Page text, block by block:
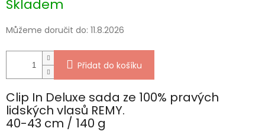
cena:
Skladem
Můžeme doručit do: 11.8.2026
Přidat do košíku
Clip In Deluxe sada ze 100% pravých
lidských vlasů REMY.
40-43 cm / 140 g